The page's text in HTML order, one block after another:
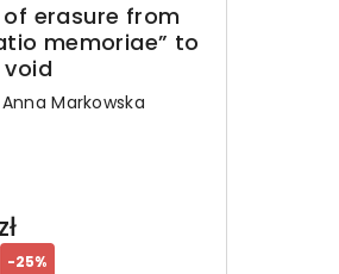
erasure from
memoriae” to
Markowska
-25%